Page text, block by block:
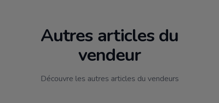
Autres articles du
vendeur
Découvre les autres articles du vendeurs